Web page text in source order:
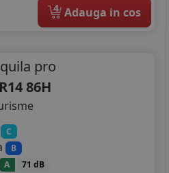
4 Adauga in cos
pro
86H
C
B
A 71 dB